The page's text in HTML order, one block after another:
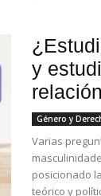
y
Género y
Varias
posicionado
teórico y